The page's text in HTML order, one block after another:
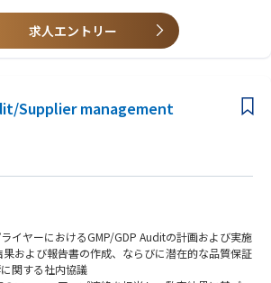
HRプログラムを設計した経験
タレントマネジメント、人事システム導入、リー
必須〉
を問わないコミュニケーション力
適切に判断するバランス感覚
尚可〉
求人エントリー
Supplier management
イヤーにおけるGMP/GDP Auditの計画および実施
果および報告書の作成、ならびに潜在的な品質保証
関する社内協議